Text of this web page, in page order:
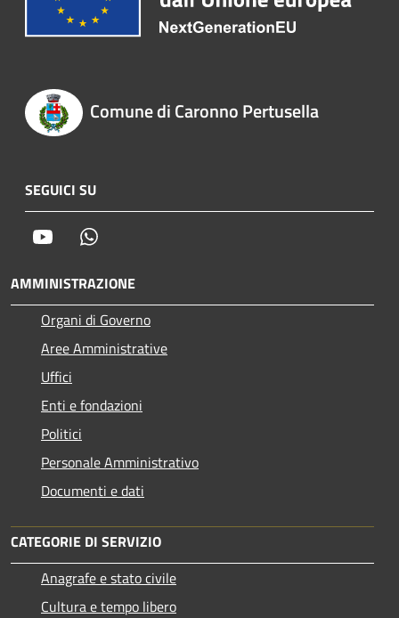
Comune di Caronno Pertusella
SEGUICI SU
Youtube
AMMINISTRAZIONE
Organi di Governo
Aree Amministrative
Uffici
Enti e fondazioni
Politici
Personale Amministrativo
Documenti e dati
CATEGORIE DI SERVIZIO
Anagrafe e stato civile
Cultura e tempo libero